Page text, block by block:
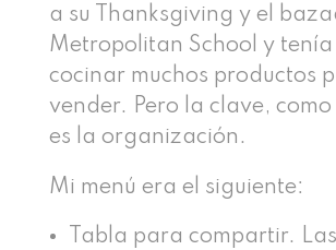
a su Thanksgiving y el
Metropolitan School y tenía
cocinar muchos productos
vender. Pero la clave, como
es la organización.
Mi menú era el siguiente:
Tabla para compartir.